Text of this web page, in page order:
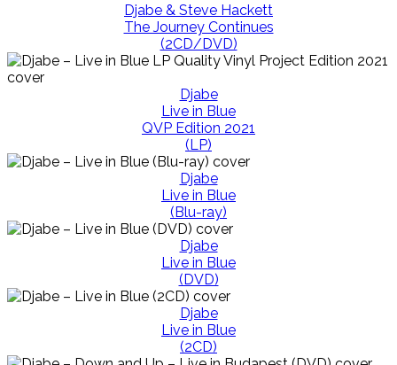
Djabe & Steve Hackett
The Journey Continues
(2CD/DVD)
Djabe
Live in Blue
QVP Edition 2021
(LP)
Djabe
Live in Blue
(Blu-ray)
Djabe
Live in Blue
(DVD)
Djabe
Live in Blue
(2CD)